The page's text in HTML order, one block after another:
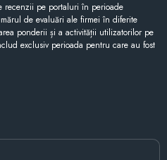
recenzii pe portaluri în perioade
de evaluări ale firmei în diferite
ponderii și a activității utilizatorilor pe
exclusiv perioada pentru care au fost